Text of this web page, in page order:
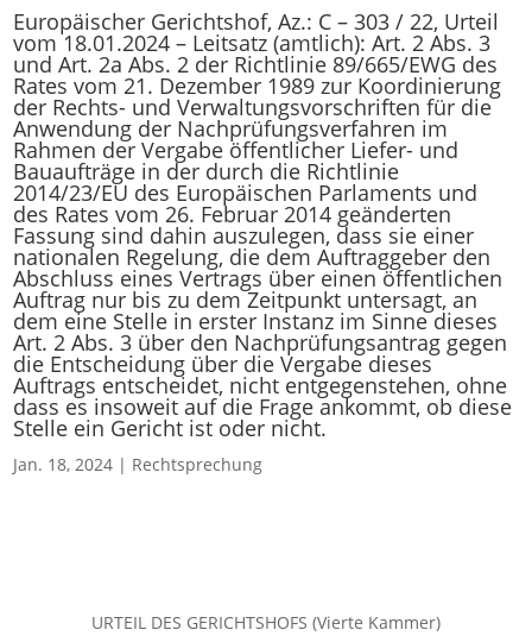
Europäischer Gerichtshof, Az.: C – 303 / 22, Urteil
vom 18.01.2024 – Leitsatz (amtlich): Art. 2 Abs. 3
und Art. 2a Abs. 2 der Richtlinie 89/665/EWG des
Rates vom 21. Dezember 1989 zur Koordinierung
der Rechts- und Verwaltungsvorschriften für die
Anwendung der Nachprüfungsverfahren im
Rahmen der Vergabe öffentlicher Liefer- und
Bauaufträge in der durch die Richtlinie
2014/23/EU des Europäischen Parlaments und
des Rates vom 26. Februar 2014 geänderten
Fassung sind dahin auszulegen, dass sie einer
nationalen Regelung, die dem Auftraggeber den
Abschluss eines Vertrags über einen öffentlichen
Auftrag nur bis zu dem Zeitpunkt untersagt, an
dem eine Stelle in erster Instanz im Sinne dieses
Art. 2 Abs. 3 über den Nachprüfungsantrag gegen
die Entscheidung über die Vergabe dieses
Auftrags entscheidet, nicht entgegenstehen, ohne
dass es insoweit auf die Frage ankommt, ob diese
Stelle ein Gericht ist oder nicht.
Jan. 18, 2024 | Rechtsprechung
URTEIL DES GERICHTSHOFS (Vierte Kammer)